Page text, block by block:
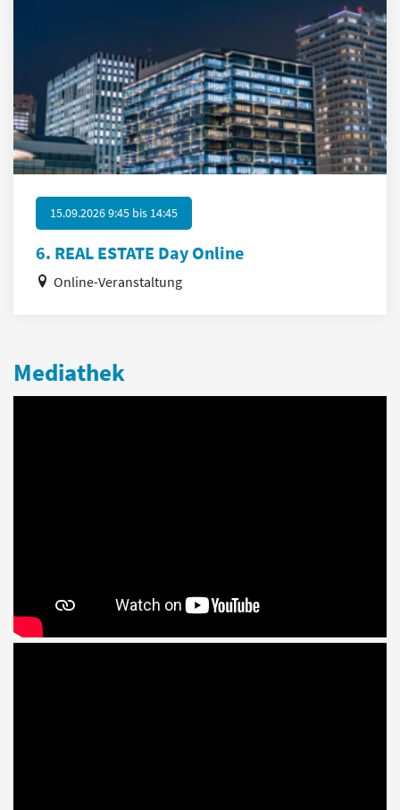
15.09.2026 9:45 bis 14:45
6. REAL ESTATE Day Online
Online-Veranstaltung
Mediathek